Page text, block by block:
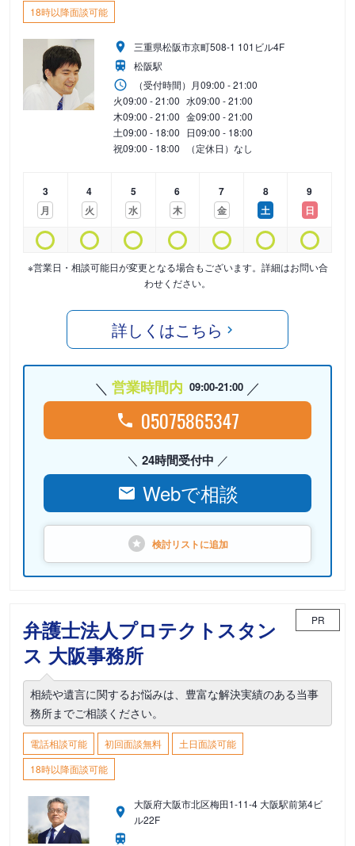
18時以降面談可能
三重県松阪市京町508-1 101ビル4F
松阪駅
（受付時間） 月09:00 - 21:00
火09:00 - 21:00 水09:00 - 21:00
木09:00 - 21:00 金09:00 - 21:00
土09:00 - 18:00 日09:00 - 18:00
祝09:00 - 18:00 （定休日）なし
3
月
4
火
5
水
6
木
7
金
8
土
9
日
※営業日・相談可能日が変更となる場合もございます。詳細はお問い合
わせください。
詳しくはこちら
営業時間内 09:00-21:00
05075865347
24時間受付中
Webで相談
検討リストに追加
弁護士法人プロテクトスタン
ス 大阪事務所
PR
相続や遺言に関するお悩みは、豊富な解決実績のある当事
務所までご相談ください。
電話相談可能 初回面談無料
土日面談可能
18時以降面談可能
大阪府大阪市北区梅田1-11-4 大阪駅前第4ビ
ル22F